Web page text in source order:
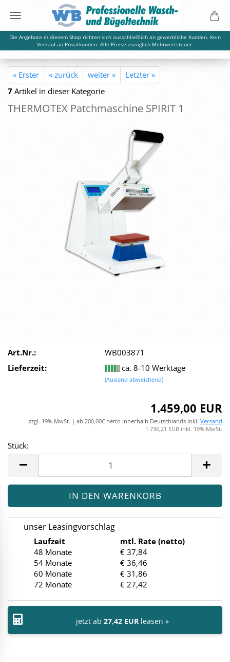
Die Angebote in diesem Shop richten sich ausschließlich an gewerbliche Kunden. Kein
Verkauf an Privatkunden. Alle Preise zuzüglich Mehrwertsteuer.
« Erster « zurück weiter »
Letzter »
7 Artikel in dieser Kategorie
THER­MO­TEX Patch­ma­schi­ne SPI­RIT 1
Art.Nr.:
WB003871
Lieferzeit:
ca. 8-10 Werktage
(Ausland abweichend)
1.459,00 EUR
zzgl. 19% MwSt. | ab 200,00€ netto innerhalb Deutschlands inkl. Versand
1.736,21 EUR inkl. 19% MwSt.
Stück:
unser Leasingvorschlag
Laufzeit
mtl. Rate (netto)
48 Monate
€ 37,84
54 Monate
€ 36,46
60 Monate
€ 31,86
72 Monate
€ 27,42
jetzt ab 27,42 EUR leasen »